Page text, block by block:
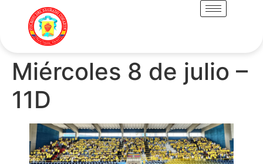
Miércoles 8 de julio –
11D